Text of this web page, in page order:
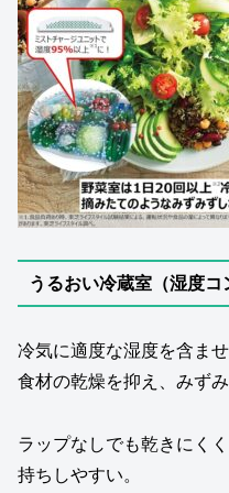
うるおい冷蔵室（湿度コ
冷気に適度な湿度を含ませ
食材の乾燥を抑え、みず
ラップなしでも乾きにく
持ちしやすい。